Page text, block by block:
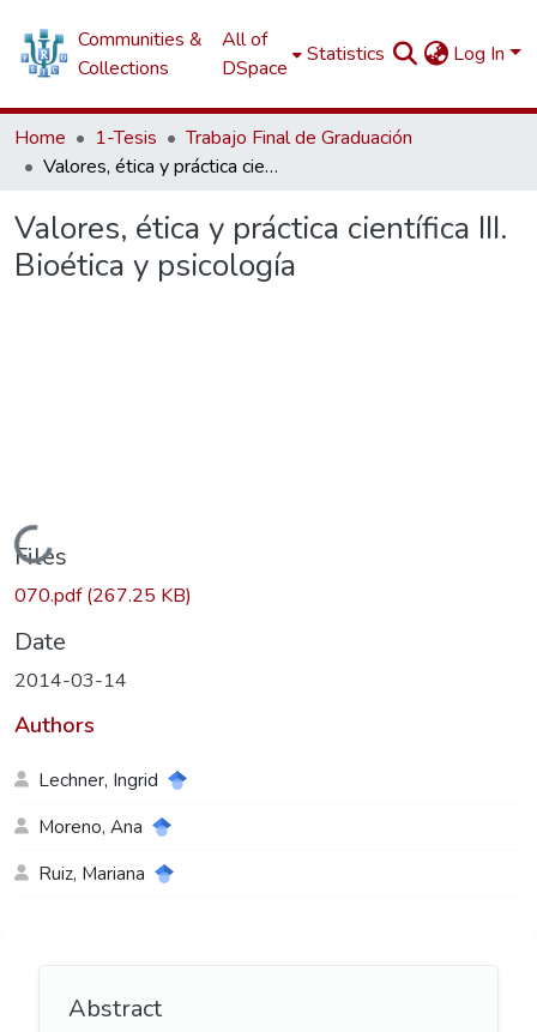
Communities &
Collections
All of
DSpace
Statistics Log In
Home 1-Tesis
Trabajo Final de Graduación
Valores, ética y práctica científica III. Bioética y psicología
Valores, ética y práctica científica III.
Bioética y psicología
Loading...
Files
070.pdf(267.25 KB)
Date
2014-03-14
Authors
Lechner, Ingrid
Moreno, Ana
Ruiz, Mariana
Abstract